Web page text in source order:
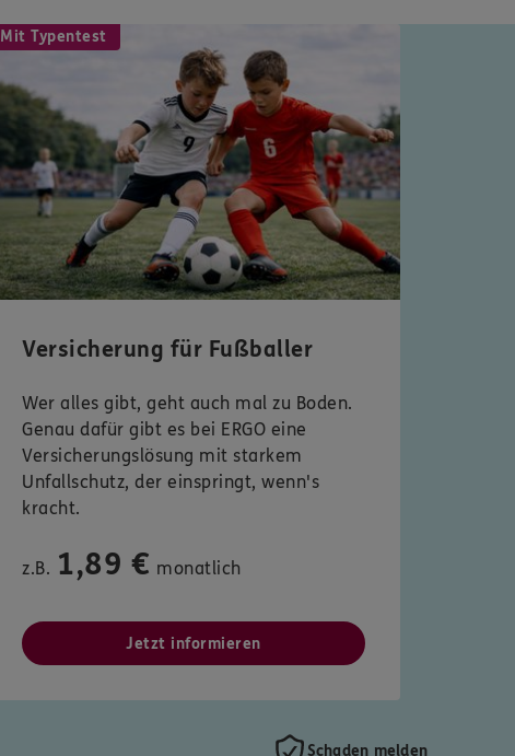
Mit Typentest
Versicherung für Fußballer
Wer alles gibt, geht auch mal zu Boden.
Genau dafür gibt es bei ERGO eine
Versicherungslösung mit starkem
Unfallschutz, der einspringt, wenn's
kracht.
z.B. 1,89 € monatlich
Jetzt informieren
Schaden melden